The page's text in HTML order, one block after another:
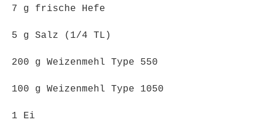
7 g frische Hefe
5 g Salz (1/4 TL)
200 g Weizenmehl Type 550
100 g Weizenmehl Type 1050
1 Ei